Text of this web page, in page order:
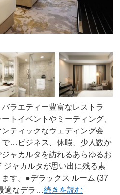
ラエティー豊富なレストラ
トイベントやミーティング、
ティックなウェディング会
で…ビジネス、休暇、少人数か
ャカルタを訪れるあらゆるお
ジャカルタが思い出に残る素
す。●デラックス ルーム (37
適なデラ …続きを読む